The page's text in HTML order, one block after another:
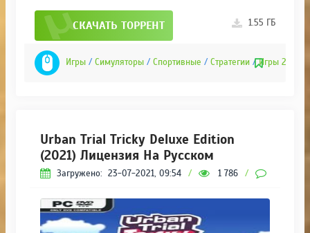
СКАЧАТЬ ТОРРЕНТ 1.55 ГБ
Игры / Симуляторы / Спортивные / Стратегии /Игры 2021
Urban Trial Tricky Deluxe Edition
(2021) Лицензия На Русском
Загружено: 23-07-2021, 09:54 / 1 786 /